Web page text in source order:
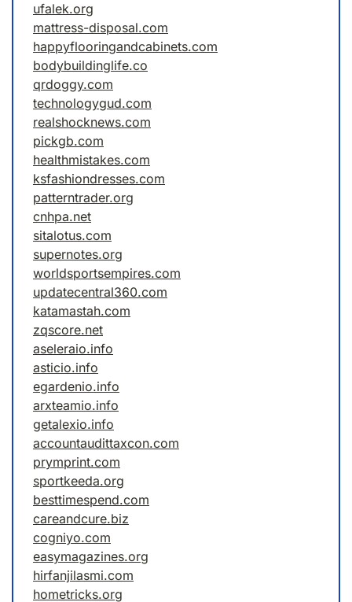
ufalek.org
mattress-disposal.com
happyflooringandcabinets.com
bodybuildinglife.co
qrdoggy.com
technologygud.com
realshocknews.com
pickgb.com
healthmistakes.com
ksfashiondresses.com
patterntrader.org
cnhpa.net
sitalotus.com
supernotes.org
worldsportsempires.com
updatecentral360.com
katamastah.com
zqscore.net
aseleraio.info
asticio.info
egardenio.info
arxteamio.info
getalexio.info
accountaudittaxcon.com
prymprint.com
sportkeeda.org
besttimespend.com
careandcure.biz
cogniyo.com
easymagazines.org
hirfanjilasmi.com
hometricks.org